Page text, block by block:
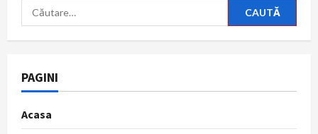
Caută
după:
PAGINI
Acasa